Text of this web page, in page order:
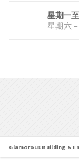
星期一
星期六
Glamorous Building &